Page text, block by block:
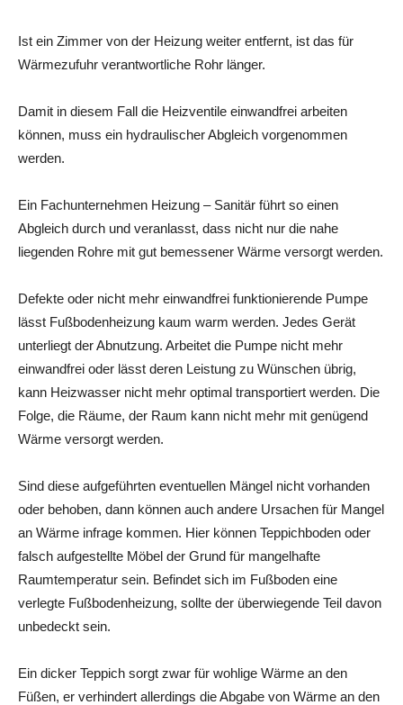
Ist ein Zimmer von der Heizung weiter entfernt, ist das für
Wärmezufuhr verantwortliche Rohr länger.
Damit in diesem Fall die Heizventile einwandfrei arbeiten
können, muss ein hydraulischer Abgleich vorgenommen
werden.
Ein Fachunternehmen Heizung – Sanitär führt so einen
Abgleich durch und veranlasst, dass nicht nur die nahe
liegenden Rohre mit gut bemessener Wärme versorgt werden.
Defekte oder nicht mehr einwandfrei funktionierende Pumpe
lässt Fußbodenheizung kaum warm werden. Jedes Gerät
unterliegt der Abnutzung. Arbeitet die Pumpe nicht mehr
einwandfrei oder lässt deren Leistung zu Wünschen übrig,
kann Heizwasser nicht mehr optimal transportiert werden. Die
Folge, die Räume, der Raum kann nicht mehr mit genügend
Wärme versorgt werden.
Sind diese aufgeführten eventuellen Mängel nicht vorhanden
oder behoben, dann können auch andere Ursachen für Mangel
an Wärme infrage kommen. Hier können Teppichboden oder
falsch aufgestellte Möbel der Grund für mangelhafte
Raumtemperatur sein. Befindet sich im Fußboden eine
verlegte Fußbodenheizung, sollte der überwiegende Teil davon
unbedeckt sein.
Ein dicker Teppich sorgt zwar für wohlige Wärme an den
Füßen, er verhindert allerdings die Abgabe von Wärme an den